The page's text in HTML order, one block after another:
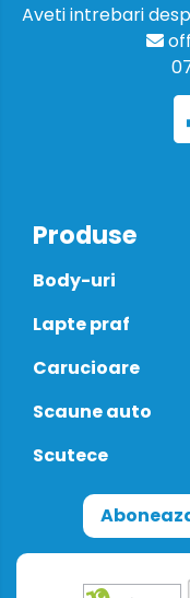
Aveti intrebari
Produse
Body-uri
Lapte praf
Carucioare
Scaune auto
Scutece